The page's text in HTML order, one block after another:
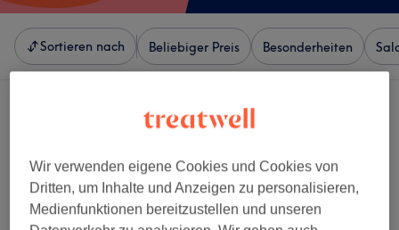
Sortieren nach Beliebiger Preis Besonderheiten
haarschnitt für mädchen in der Nähe von Buchforst, Köln
Wir verwenden eigene Cookies und Cookies von
Dritten, um Inhalte und Anzeigen zu personalisieren,
Medienfunktionen bereitzustellen und unseren